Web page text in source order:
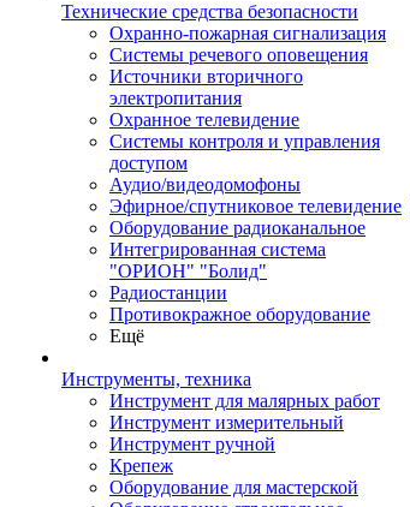
Технические средства безопасности
Охранно-пожарная сигнализация
Системы речевого оповещения
Источники вторичного
электропитания
Охранное телевидение
Системы контроля и управления
доступом
Аудио/видеодомофоны
Эфирное/спутниковое телевидение
Оборудование радиоканальное
Интегрированная система
"ОРИОН" "Болид"
Радиостанции
Противокражное оборудование
Ещё
Инструменты, техника
Инструмент для малярных работ
Инструмент измерительный
Инструмент ручной
Крепеж
Оборудование для мастерской